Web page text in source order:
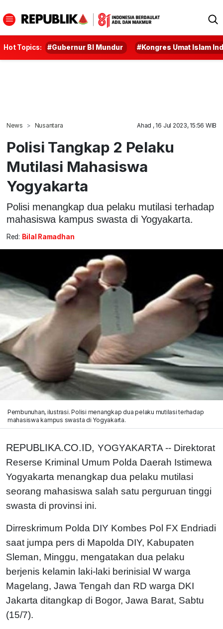
Hot Topics: #Gubernur BI Mundur #Kongres Umat Islam
News Nusantara Ahad , 16 Jul 2023, 15:56 WIB
Polisi Tangkap 2 Pelaku
Mutilasi Mahasiswa
Yogyakarta
Polisi menangkap dua pelaku mutilasi terhadap
mahasiswa kampus swasta di Yogyakarta.
Red: Bilal Ramadhan
Pembunuhan, ilustrasi. Polisi menangkap dua pelaku mutilasi terhadap
mahasiswa kampus swasta di Yogyakarta.
REPUBLIKA.CO.ID, YOGYAKARTA -- Direktorat
Reserse Kriminal Umum Polda Daerah Istimewa
Yogyakarta menangkap dua pelaku mutilasi
seorang mahasiswa salah satu perguruan tinggi
swasta di provinsi ini.
Dirreskrimum Polda DIY Kombes Pol FX Endriadi
saat jumpa pers di Mapolda DIY, Kabupaten
Sleman, Minggu, mengatakan dua pelaku
berjenis kelamin laki-laki berinisial W warga
Magelang, Jawa Tengah dan RD warga DKI
Jakarta ditangkap di Bogor, Jawa Barat, Sabtu
(15/7).